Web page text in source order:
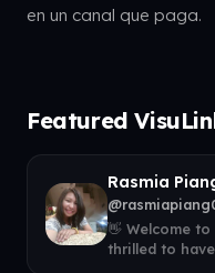
en un canal que paga.
Featured
Rasmia
👋 Welcome
thrilled to